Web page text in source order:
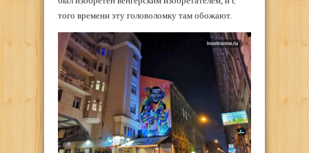
того времени эту головоломку там обожают.